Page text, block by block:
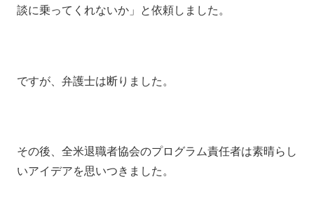
談に乗ってくれないか」と依頼しました。
ですが、弁護士は断りました。
その後、全米退職者協会のプログラム責任者は素晴らし
いアイデアを思いつきました。